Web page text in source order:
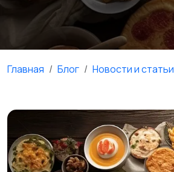
Главная Блог Новости и статьи